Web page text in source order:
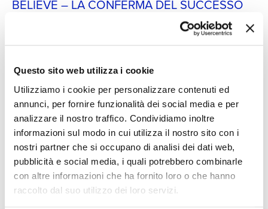
Questo sito web utilizza i cookie
Utilizziamo i cookie per personalizzare contenuti ed
annunci, per fornire funzionalità dei social media e per
analizzare il nostro traffico. Condividiamo inoltre
informazioni sul modo in cui utilizza il nostro sito con i
nostri partner che si occupano di analisi dei dati web,
pubblicità e social media, i quali potrebbero combinarle
con altre informazioni che ha fornito loro o che hanno
raccolto dal suo utilizzo dei loro servizi.
Justin Bieber torna a conquistare i primi
posti delle classifiche mondiali. “Hold
stream. “Lonely” feat. Benny Blanco e
“Holy” feat. Chance the Rapper sono
già conosciute al suo pubblico, mentre
altri pezzi sono tutti da scoprire.
BELIEVE – LA CONFERMA DEL SUCCESSO
A due anni di distanza, durante i quali Justin
Mistletoe”, nel 2012 esce “Believe
seguito una versione acustica, “Believe
Acoustic”. Un album di evoluzione rispetto ai
precedenti, soprattutto in termini di sonorità.
La voce del giovane cantante sta cambiando
e si presta a sonorità più intense, dovebeat
R’n’Bsi fondono con lapop music.